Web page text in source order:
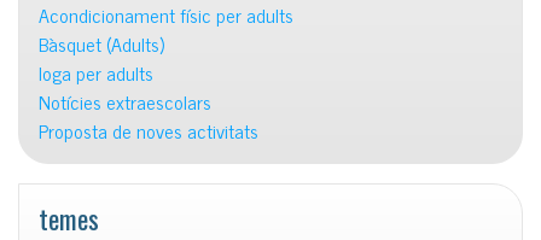
Acondicionament físic per adults
Bàsquet (Adults)
Ioga per adults
Notícies extraescolars
Proposta de noves activitats
temes